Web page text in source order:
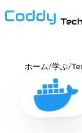
Tech
ホーム/学ぶ/